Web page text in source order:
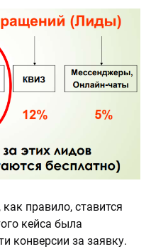
правило, ставится
кейса была
конверсии за заявку.